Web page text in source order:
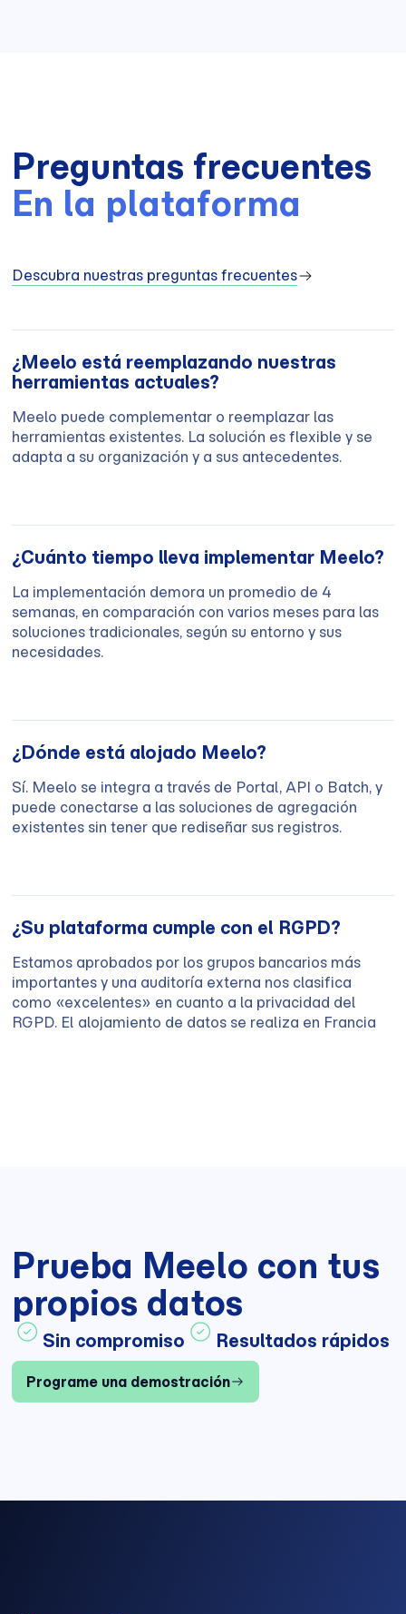
Preguntas frecuentes
En la plataforma
Descubra nuestras preguntas frecuentes
¿Meelo está reemplazando nuestras
herramientas actuales?
Meelo puede complementar o reemplazar las
herramientas existentes. La solución es flexible y se
adapta a su organización y a sus antecedentes.
¿Cuánto tiempo lleva implementar Meelo?
La implementación demora un promedio de 4
semanas, en comparación con varios meses para las
soluciones tradicionales, según su entorno y sus
necesidades.
¿Dónde está alojado Meelo?
Sí. Meelo se integra a través de Portal, API o Batch, y
puede conectarse a las soluciones de agregación
existentes sin tener que rediseñar sus registros.
¿Su plataforma cumple con el RGPD?
Estamos aprobados por los grupos bancarios más
importantes y una auditoría externa nos clasifica
como «excelentes» en cuanto a la privacidad del
RGPD. El alojamiento de datos se realiza en Francia
Prueba Meelo con tus
propios datos
Sin compromiso Resultados rápidos
Programe una demostración